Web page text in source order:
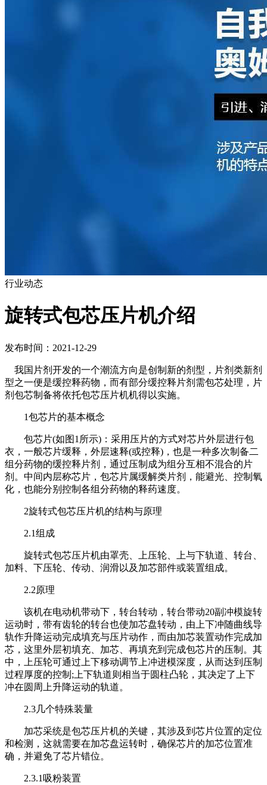
行业动态
旋转式包芯压片机介绍
发布时间：2021-12-29
我国片剂开发的一个潮流方向是创制新的剂型，片剂类新剂
型之一便是缓控释药物，而有部分缓控释片剂需包芯处理，片
剂包芯制备将依托包芯压片机机得以实施。
1包芯片的基本概念
包芯片(如图1所示)：采用压片的方式对芯片外层进行包
衣，一般芯片缓释，外层速释(或控释)，也是一种多次制备二
组分药物的缓控释片剂，通过压制成为组分互相不混合的片
剂。中间内层称芯片，包芯片属缓解类片剂，能避光、控制氧
化，也能分别控制各组分药物的释药速度。
2旋转式包芯压片机的结构与原理
2.1组成
旋转式包芯压片机由罩壳、上压轮、上与下轨道、转台、
加料、下压轮、传动、润滑以及加芯部件或装置组成。
2.2原理
该机在电动机带动下，转台转动，转台带动20副冲模旋转
运动时，带有齿轮的转台也使加芯盘转动，由上下冲随曲线导
轨作升降运动完成填充与压片动作，而由加芯装置动作完成加
芯，这里外层初填充、加芯、再填充到完成包芯片的压制。其
中，上压轮可通过上下移动调节上冲进模深度，从而达到压制
过程厚度的控制;上下轨道则相当于圆柱凸轮，其决定了上下
冲在圆周上升降运动的轨道。
2.3几个特殊装量
加芯采统是包芯压片机的关键，其涉及到芯片位置的定位
和检测，这就需要在加芯盘运转时，确保芯片的加芯位置准
确，并避免了芯片错位。
2.3.1吸粉装置